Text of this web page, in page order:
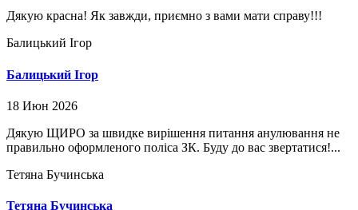
Дякую красна! Як завжди, приємно з вами мати справу!!!
Балицький Ігор
Балицький Ігор
18 Июн 2026
Дякую ЩИРО за швидке вирішення питання анулювання не
правильно оформленого поліса ЗК. Буду до вас звертатися!...
Тетяна Бучинська
Тетяна Бучинська